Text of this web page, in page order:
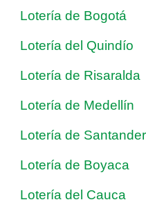
Lotería de Bogotá
Lotería del Quindío
Lotería de Risaralda
Lotería de Medellín
Lotería de Santander
Lotería de Boyaca
Lotería del Cauca